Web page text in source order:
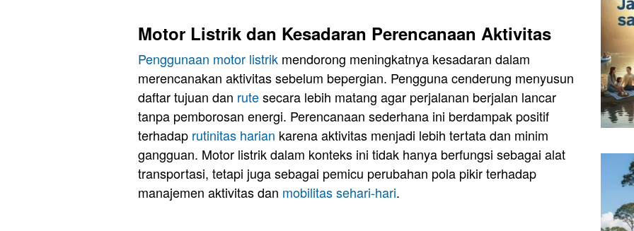
Motor Listrik dan Kesadaran Perencanaan Aktivitas
Penggunaan motor listrik mendorong meningkatnya kesadaran dalam
merencanakan aktivitas sebelum bepergian. Pengguna cenderung menyusun
daftar tujuan dan rutesecara lebih matang agar perjalanan berjalan lancar
tanpa pemborosan energi. Perencanaan sederhana ini berdampak positif
terhadap rutinitas harian karena aktivitas menjadi lebih tertata dan minim
gangguan. Motor listrik dalam konteks ini tidak hanya berfungsi sebagai alat
transportasi, tetapi juga sebagai pemicu perubahan pola pikir terhadap
manajemen aktivitas dan mobilitas sehari-hari.